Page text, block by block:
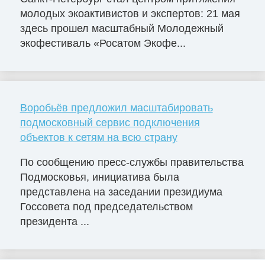
молодых экоактивистов и экспертов: 21 мая
здесь прошел масштабный Молодежный
экофестиваль «Росатом Экофе...
Воробьёв предложил масштабировать
подмосковный сервис подключения
объектов к сетям на всю страну
По сообщению пресс-службы правительства
Подмосковья, инициатива была
представлена на заседании президиума
Госсовета под председательством
президента ...